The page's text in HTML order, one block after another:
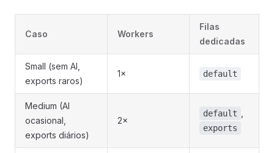
Caso Workers
Filas
dedicadas
Small (sem AI,
exports raros)
1× default
Medium (AI
ocasional,
exports diários)
2×
default
exports